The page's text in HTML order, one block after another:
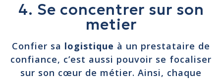
4. Se concentrer sur son
metier
Confier sa logistique à un prestataire de
confiance, c’est aussi pouvoir se focaliser
sur son cœur de métier. Ainsi, chaque